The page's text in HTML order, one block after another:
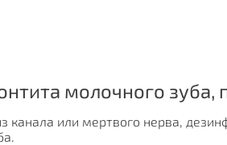
молочного зуба,
или мертвого нерва,